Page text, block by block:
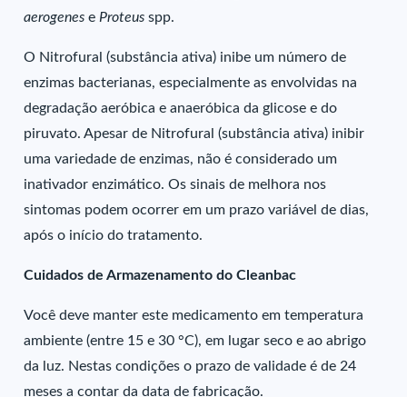
aerogenes e Proteus spp.
O Nitrofural (substância ativa) inibe um número de
enzimas bacterianas, especialmente as envolvidas na
degradação aeróbica e anaeróbica da glicose e do
piruvato. Apesar de Nitrofural (substância ativa) inibir
uma variedade de enzimas, não é considerado um
inativador enzimático. Os sinais de melhora nos
sintomas podem ocorrer em um prazo variável de dias,
após o início do tratamento.
Cuidados de Armazenamento do Cleanbac
Você deve manter este medicamento em temperatura
ambiente (entre 15 e 30 °C), em lugar seco e ao abrigo
da luz. Nestas condições o prazo de validade é de 24
meses a contar da data de fabricação.